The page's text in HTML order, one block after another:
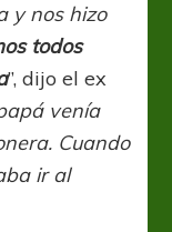
y nos hizo
todos
”, dijo el ex
venía
Cuando
ir al